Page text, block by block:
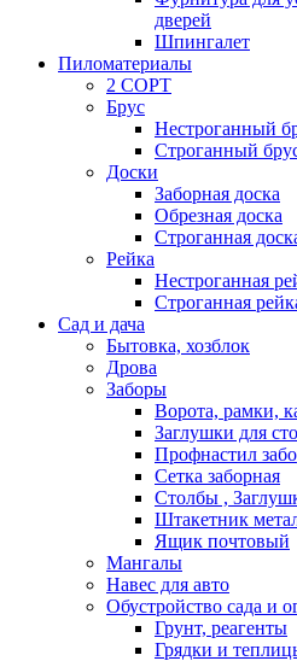
дверей
Шпингалет
Пиломатериалы
2 СОРТ
Брус
Нестроганный
Строганный
Доски
Заборная доска
Обрезная доска
Строганная
Рейка
Нестроганная
Строганная
Сад и дача
Бытовка, хозблок
Дрова
Заборы
Ворота, рамки,
Заглушки для
Профнастил
Сетка заборная
Столбы ,
Штакетник
Ящик почтовый
Мангалы
Навес для авто
Обустройство сада и
Грунт, реагенты
Грядки и